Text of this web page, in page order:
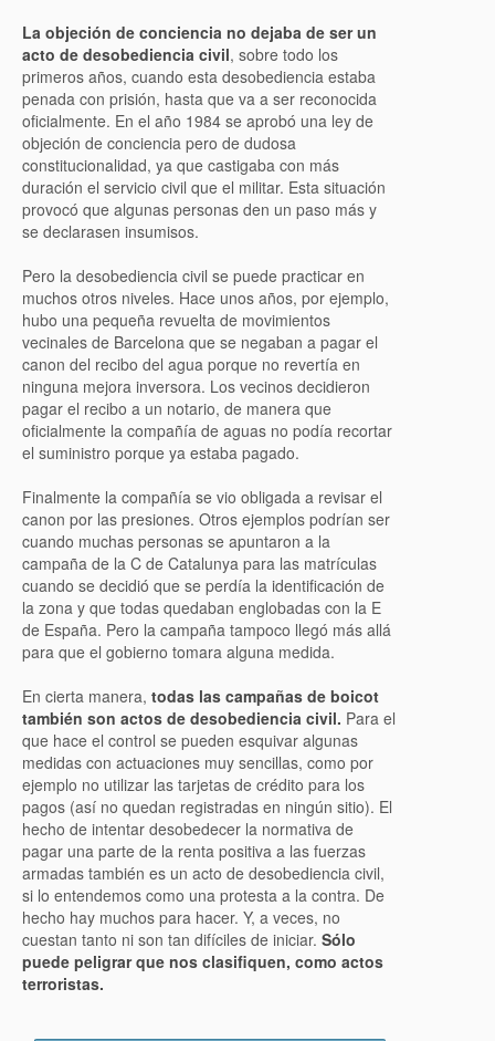
La objeción de conciencia no dejaba de ser un
acto de desobediencia civil, sobre todo los
primeros años, cuando esta desobediencia estaba
penada con prisión, hasta que va a ser reconocida
oficialmente. En el año 1984 se aprobó una ley de
objeción de conciencia pero de dudosa
constitucionalidad, ya que castigaba con más
duración el servicio civil que el militar. Esta situación
provocó que algunas personas den un paso más y
se declarasen insumisos.
Pero la desobediencia civil se puede practicar en
muchos otros niveles. Hace unos años, por ejemplo,
hubo una pequeña revuelta de movimientos
vecinales de Barcelona que se negaban a pagar el
canon del recibo del agua porque no revertía en
ninguna mejora inversora. Los vecinos decidieron
pagar el recibo a un notario, de manera que
oficialmente la compañía de aguas no podía recortar
el suministro porque ya estaba pagado.
Finalmente la compañía se vio obligada a revisar el
canon por las presiones. Otros ejemplos podrían ser
cuando muchas personas se apuntaron a la
campaña de la C de Catalunya para las matrículas
cuando se decidió que se perdía la identificación de
la zona y que todas quedaban englobadas con la E
de España. Pero la campaña tampoco llegó más allá
para que el gobierno tomara alguna medida.
En cierta manera, todas las campañas de boicot
también son actos de desobediencia civil. Para el
que hace el control se pueden esquivar algunas
medidas con actuaciones muy sencillas, como por
ejemplo no utilizar las tarjetas de crédito para los
pagos (así no quedan registradas en ningún sitio). El
hecho de intentar desobedecer la normativa de
pagar una parte de la renta positiva a las fuerzas
armadas también es un acto de desobediencia civil,
si lo entendemos como una protesta a la contra. De
hecho hay muchos para hacer. Y, a veces, no
cuestan tanto ni son tan difíciles de iniciar. Sólo
puede peligrar que nos clasifiquen, como actos
terroristas.